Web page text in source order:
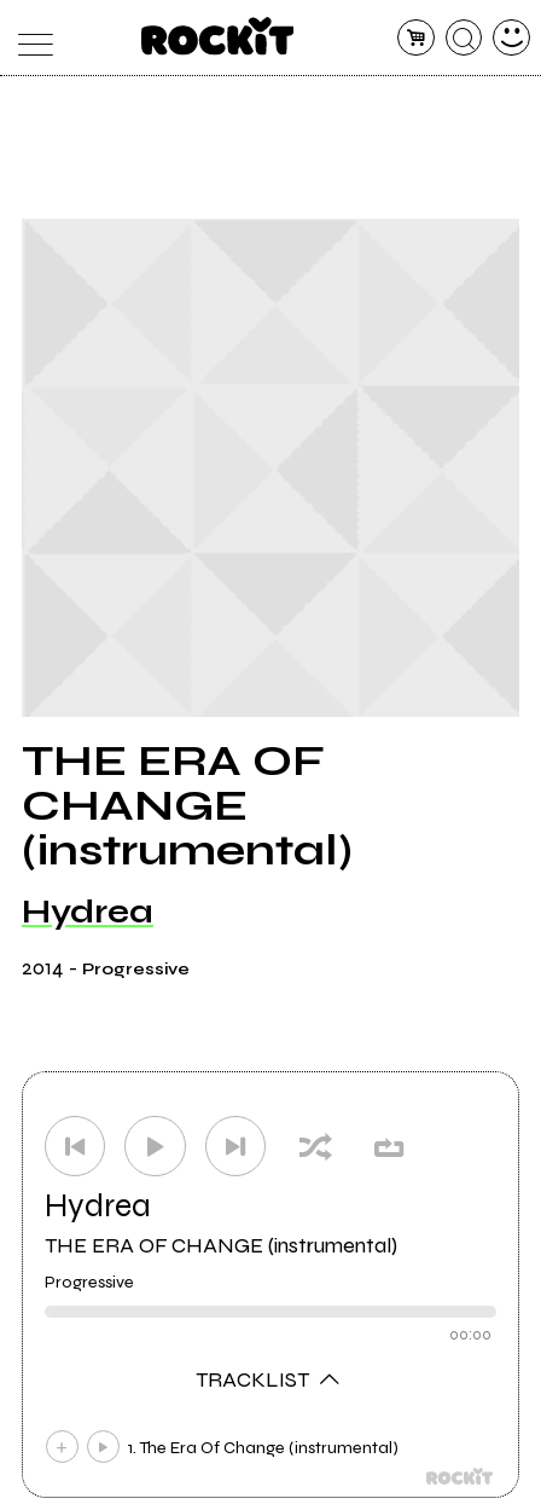
CONCERTI
THE ERA OF
CHANGE
(instrumental)
Hydrea
2014 - Progressive
Hydrea
THE ERA OF CHANGE (instrumental)
Progressive
00:00
TRACKLIST
1. The Era Of Change (instrumental)